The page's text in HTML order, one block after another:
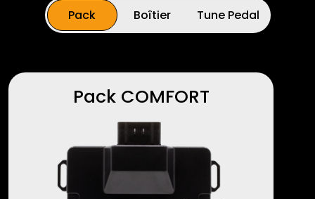
Pack Boîtier Tune Pedal
Pack COMFORT